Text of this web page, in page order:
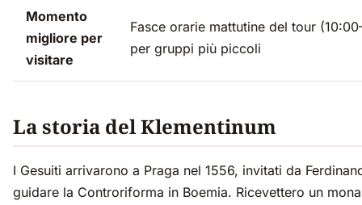
Momento
migliore per
visitare
Fasce orarie mattutine del tour
per gruppi più piccoli
La storia del Klementinum
I Gesuiti arrivarono a Praga nel 1556, invitati da
guidare la Controriforma in Boemia. Ricevettero un